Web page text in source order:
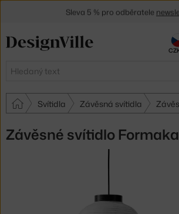
Hledat
Svítidla Závěsná svítidla
Závěsné svítidlo
Sleva 5 % pro odběratele